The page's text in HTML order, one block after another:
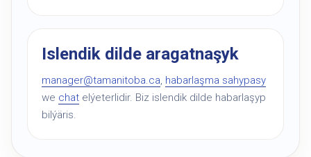
Islendik dilde aragatnaşyk
manager@tamanitoba.ca, habarlaşma sahypasy
we chat elýeterlidir. Biz islendik dilde habarlaşyp
bilýäris.